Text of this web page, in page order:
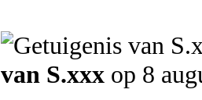
van S.xxx op 8